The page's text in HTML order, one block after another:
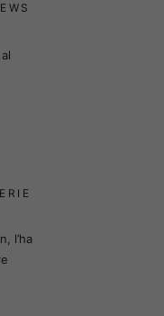
l’ha